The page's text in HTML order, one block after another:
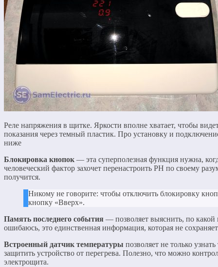
Реле напряжения в щитке. Яркости вполне хватает, чтобы
показания через темный пластик. Про установку и
ниже
Блокировка кнопок — эта суперполезная функция нужна,
человеческий фактор захочет перенастроить РН по своему
получится.
Никому не говорите: чтобы отключить блокировку
кнопку «Вверх».
Память последнего события — позволяет выяснить, по
ошибаюсь, это единственная информация, которая не
Встроенный датчик температуры позволяет не только
защитить устройство от перегрева. Полезно, что можно
электрощита.